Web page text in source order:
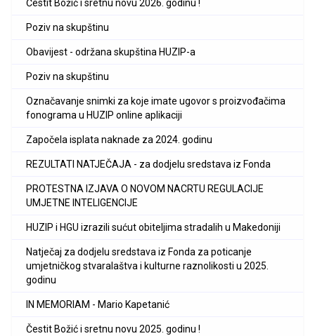
Čestit Božić i sretnu novu 2026. godinu !
Poziv na skupštinu
Obavijest - održana skupština HUZIP-a
Poziv na skupštinu
Označavanje snimki za koje imate ugovor s proizvođačima
fonograma u HUZIP online aplikaciji
Započela isplata naknade za 2024. godinu
REZULTATI NATJEČAJA - za dodjelu sredstava iz Fonda
PROTESTNA IZJAVA O NOVOM NACRTU REGULACIJE
UMJETNE INTELIGENCIJE
HUZIP i HGU izrazili sućut obiteljima stradalih u Makedoniji
Natječaj za dodjelu sredstava iz Fonda za poticanje
umjetničkog stvaralaštva i kulturne raznolikosti u 2025.
godinu
IN MEMORIAM - Mario Kapetanić
Čestit Božić i sretnu novu 2025. godinu !